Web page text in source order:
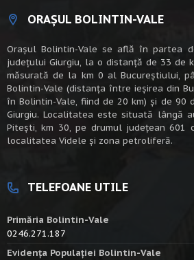
ORAȘUL BOLINTIN-VALE
Oraşul Bolintin-Vale se află în partea
judeţului Giurgiu, la o distanţă de 33 de
măsurată de la km 0 al Bucureștiului,
Bolintin-Vale (distanța între ieșirea din
în Bolintin-Vale, fiind de 20 km) şi de 90
Giurgiu. Localitatea este situată lângă
Piteşti, km 30, pe drumul judeţean 601
localitatea Videle şi zona petroliferă.
TELEFOANE UTILE
Primăria Bolintin-Vale
0246.271.187
Evidența Populației Bolintin-Vale